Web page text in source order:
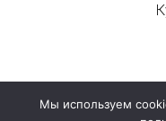
125009, г.
Мы используем